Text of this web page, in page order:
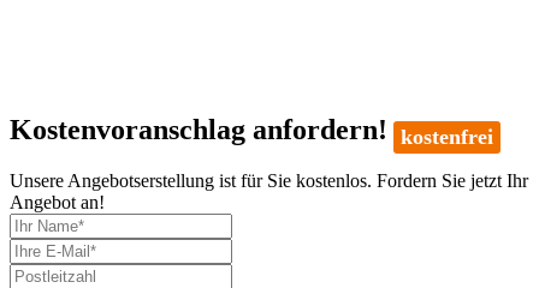
Kostenvoranschlag anfordern! kostenfrei
Unsere Angebotserstellung ist für Sie kostenlos. Fordern Sie jetzt Ihr
Angebot an!